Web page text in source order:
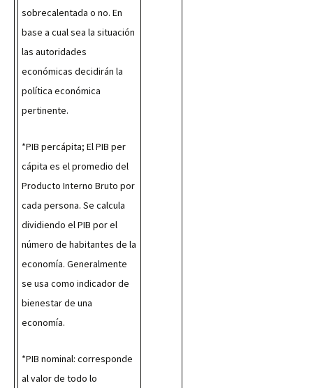
sobrecalentada o no. En
base a cual sea la situación
las autoridades
económicas decidirán la
política económica
pertinente.
*PIB percápita; El PIB per
cápita es el promedio del
Producto Interno Bruto por
cada persona. Se calcula
dividiendo el PIB por el
número de habitantes de la
economía. Generalmente
se usa como indicador de
bienestar de una
economía.
*PIB nominal: corresponde
al valor de todo lo